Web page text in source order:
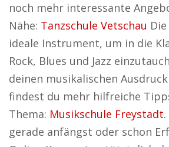
noch mehr interessante
Nähe: Tanzschule Vetschau
ideale Instrument, um in die
Rock, Blues und Jazz
deinen musikalischen
findest du mehr hilfreiche
Thema: Musikschule Freystadt
gerade anfängst oder schon